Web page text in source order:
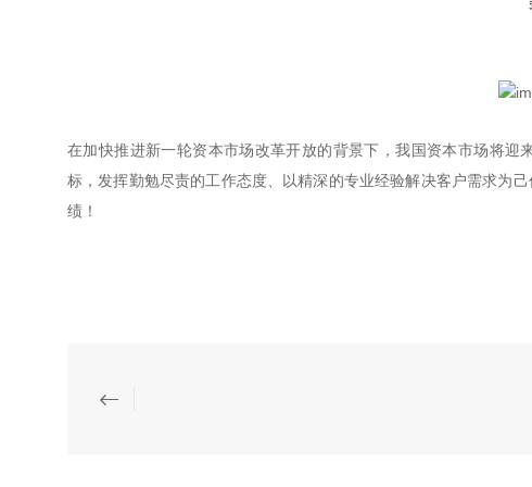
在加快推进新一轮资本市场改革开放的背景下，我国资本市场将
标，发挥勤勉尽责的工作态度、以精深的专业经验解决客户需求为
绩！